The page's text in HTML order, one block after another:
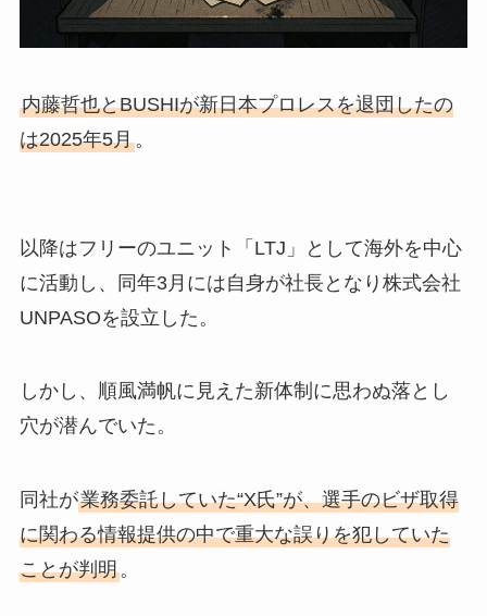
内藤哲也とBUSHIが新日本プロレスを退団したの
は2025年5月。
以降はフリーのユニット「LTJ」として海外を中心
に活動し、同年3月には自身が社長となり株式会社
UNPASOを設立した。
しかし、順風満帆に見えた新体制に思わぬ落とし
穴が潜んでいた。
同社が業務委託していた“X氏”が、選手のビザ取得
に関わる情報提供の中で重大な誤りを犯していた
ことが判明。